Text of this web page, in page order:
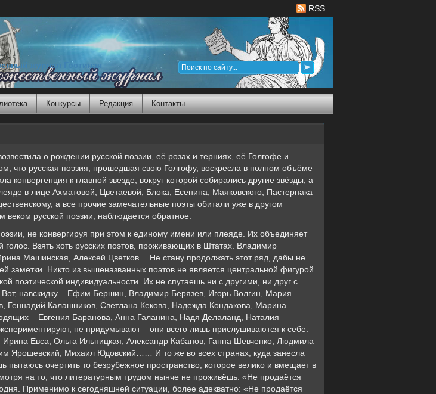
RSS
журнал Гостиная
Конкурсы Редакция Контакты
о рождении русской поэзии, её розах и терниях, её Голгофе и
что русская поэзия, прошедшая свою Голгофу, воскресла в полном объёме
конвергенция к главной звезде, вокруг которой собирались другие звёзды, а
в лице Ахматовой, Цветаевой, Блока, Есенина, Маяковского, Пастернака
а все прочие замечательные поэты обитали уже в другом
русской поэзии, наблюдается обратное.
не конвергируя при этом к единому имени или плеяде. Их объединяет
Взять хоть русских поэтов, проживающих в Штатах. Владимир
Машинская, Алексей Цветков… Не стану продолжать этот ряд, дабы не
заметки. Никто из вышеназванных поэтов не является центральной фигурой
поэтической индивидуальности. Их не спутаешь ни с другими, ни друг с
навскидку – Ефим Бершин, Владимир Берязев, Игорь Волгин, Мария
Калашников, Светлана Кекова, Надежда Кондакова, Марина
– Евгения Баранова, Анна Галанина, Надя Делаланд, Наталия
не придумывают – они всего лишь прислушиваются к себе.
Ирина Евса, Ольга Ильницкая, Александр Кабанов, Ганна Шевченко, Людмила
Михаил Юдовский…… И то же во всех странах, куда занесла
очертить то безрубежное пространство, которое велико и вмещает в
на то, что литературным трудом нынче не проживёшь. «Не продаётся
Применимо к сегодняшней ситуации, более адекватно: «Не продаётся